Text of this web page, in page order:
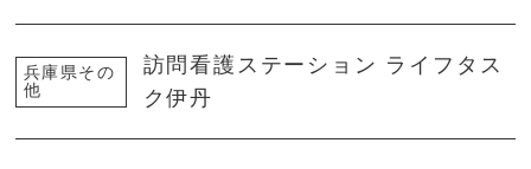
兵庫県その
他
訪問看護ステーション ライフタス
ク伊丹